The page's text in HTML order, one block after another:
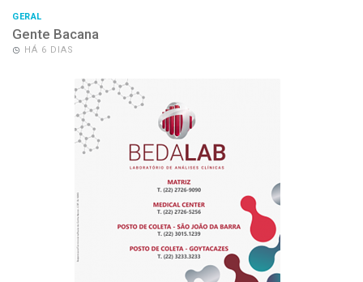
GERAL
Gente Bacana
HÁ 6 DIAS